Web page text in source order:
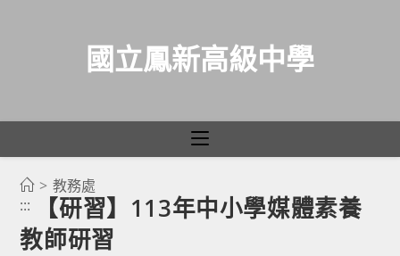
國立鳳新高級中學
> 教務處
:::
【研習】113年中小學媒體素養
教師研習